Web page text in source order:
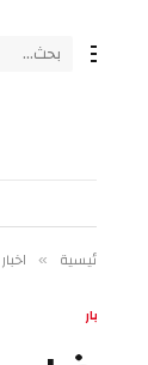
» اخبار